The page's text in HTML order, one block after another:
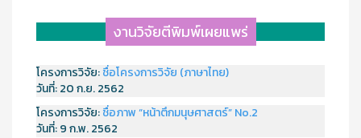
งานวิจัยตีพิมพ์เผยแพร่
โครงการวิจัย:ชื่อโครงการวิจัย (ภาษาไทย)
วันที่:20 ก.ย. 2562
โครงการวิจัย:ชื่อภาพ “หน้าตึกมนุษศาสตร์” No.2
วันที่:9 ก.พ. 2562